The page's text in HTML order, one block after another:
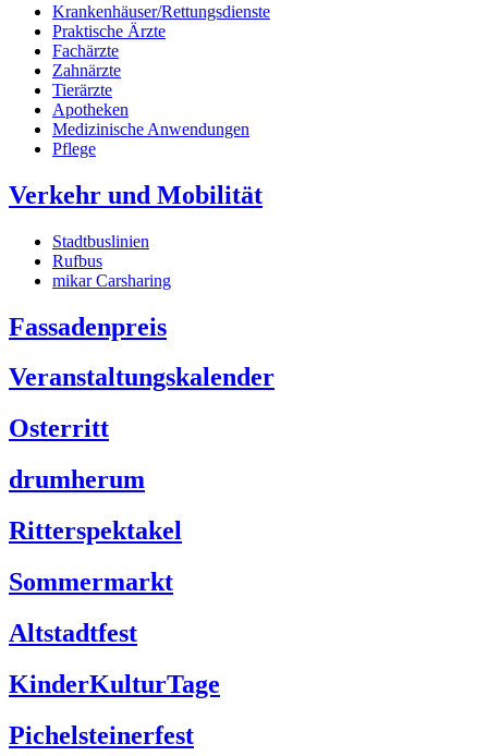
Krankenhäuser/Rettungsdienste
Praktische Ärzte
Fachärzte
Zahnärzte
Tierärzte
Apotheken
Medizinische Anwendungen
Pflege
Verkehr und Mobilität
Stadtbuslinien
Rufbus
mikar Carsharing
Fassadenpreis
Veranstaltungskalender
Osterritt
drumherum
Ritterspektakel
Sommermarkt
Altstadtfest
KinderKulturTage
Pichelsteinerfest